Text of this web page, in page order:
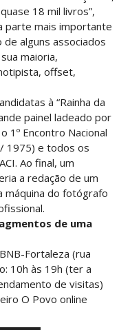
18 mil livros”,
parte mais importante
de alguns associados
maioria,
offset,
à “Rainha da
painel ladeado por
1º Encontro Nacional
1975) e todos os
Ao final, um
a redação de um
máquina do fotógrafo
de uma
Fortaleza (rua
10h às 19h (ter a
de visitas)
O Povo online